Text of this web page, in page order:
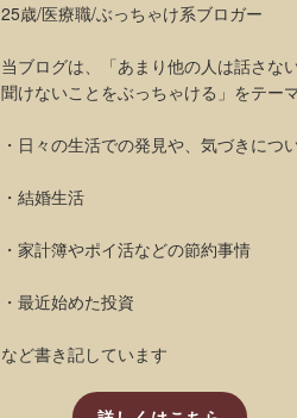
25歳/医療職/ぶっちゃけ系ブロガー
当ブログは、「あまり他の人は話さない
聞けないことをぶっちゃける」をテー
・日々の生活での発見や、気づきにつ
・結婚生活
・家計簿やポイ活などの節約事情
・最近始めた投資
など書き記しています